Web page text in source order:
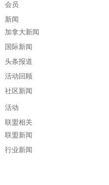
会员
新闻
加拿大新闻
国际新闻
头条报道
活动回顾
社区新闻
活动
联盟相关
联盟新闻
行业新闻